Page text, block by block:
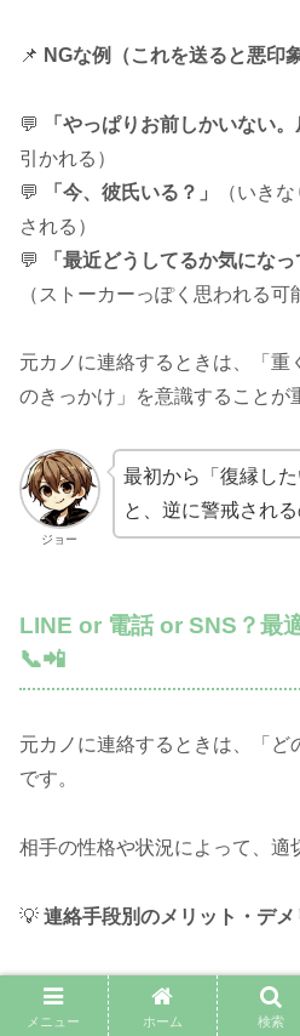
📌 NGな例（これを送ると悪印象
💬 「やっぱりお前しかいない。
引かれる）
💬
「今、彼氏いる？」
（いき
される）
💬
「最近どうしてるか気にな
（ストーカーっぽく思われる可
元カノに連絡するときは、「重
のきっかけ」を意識することが
ジョー
最初から「復縁し
と、逆に警戒され
LINE or 電話 or SNS？最
📞📲
元カノに連絡するときは、「ど
です。
相手の性格や状況によって、適
💡 連絡手段別のメリット・デメ
LINE（無難な選択肢）
メニュー ホーム 検索